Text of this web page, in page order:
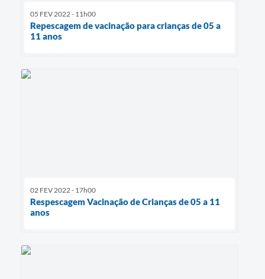
05 FEV 2022 - 11h00
Repescagem de vacinação para crianças de 05 a
11 anos
02 FEV 2022 - 17h00
Respescagem Vacinação de Crianças de 05 a 11
anos